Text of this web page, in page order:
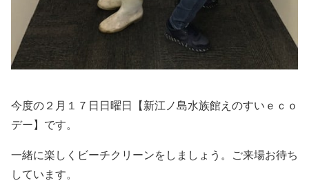
今度の２月１７日日曜日【新江ノ島水族館えのすいｅｃｏ
デー】です。
一緒に楽しくビーチクリーンをしましょう。ご来場お待ち
しています。